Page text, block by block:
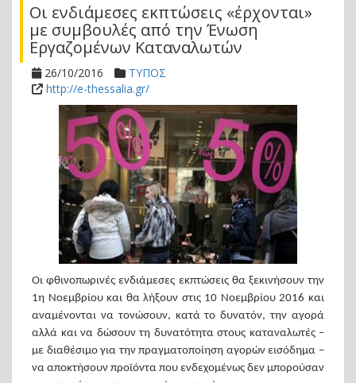
Οι ενδιάμεσες εκπτώσεις «έρχονται»
με συμβουλές από την Ένωση
Εργαζομένων Καταναλωτών
26/10/2016
ΤΥΠΟΣ
http://e-thessalia.gr/
Οι φθινοπωρινές ενδιάμεσες εκπτώσεις θα ξεκινήσουν την
1η Νοεμβρίου και θα λήξουν στις 10 Νοεμβρίου 2016 και
αναμένονται να τονώσουν, κατά το δυνατόν, την αγορά
αλλά και να δώσουν τη δυνατότητα στους καταναλωτές –
με διαθέσιμο για την πραγματοποίηση αγορών εισόδημα –
να αποκτήσουν προϊόντα που ενδεχομένως δεν μπορούσαν